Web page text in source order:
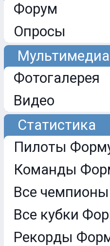
Форум
Опросы
Мультимедиа
Фотогалерея
Видео
Статистика
Пилоты
Команды
Все
Все кубки
Рекорды